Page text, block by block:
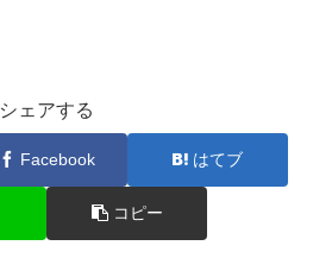
シェアする
Facebook はてブ
コピー